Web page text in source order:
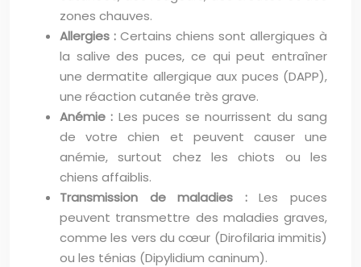
zones chauves.
Allergies : Certains chiens sont allergiques à
la salive des puces, ce qui peut entraîner
une dermatite allergique aux puces (DAPP),
une réaction cutanée très grave.
Anémie : Les puces se nourrissent du sang
de votre chien et peuvent causer une
anémie, surtout chez les chiots ou les
chiens affaiblis.
Transmission de maladies :Les puces
peuvent transmettre des maladies graves,
comme les vers du cœur (Dirofilaria immitis)
ou les ténias (Dipylidium caninum).